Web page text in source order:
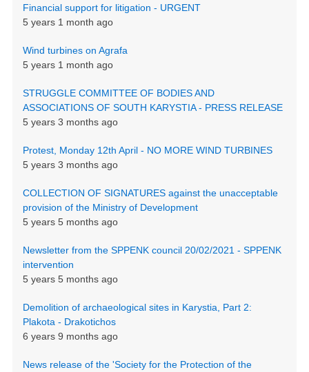
Financial support for litigation - URGENT
5 years 1 month ago
Wind turbines on Agrafa
5 years 1 month ago
STRUGGLE COMMITTEE OF BODIES AND
ASSOCIATIONS OF SOUTH KARYSTIA - PRESS RELEASE
5 years 3 months ago
Protest, Monday 12th April - NO MORE WIND TURBINES
5 years 3 months ago
COLLECTION OF SIGNATURES against the unacceptable
provision of the Ministry of Development
5 years 5 months ago
Newsletter from the SPPENK council 20/02/2021 - SPPENK
intervention
5 years 5 months ago
Demolition of archaeological sites in Karystia, Part 2:
Plakota - Drakotichos
6 years 9 months ago
News release of the 'Society for the Protection of the